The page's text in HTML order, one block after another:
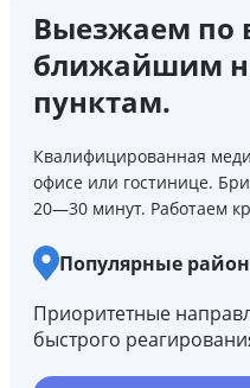
Выезжаем по
ближайшим
пунктам.
Квалифицированная
офисе или гостинице.
20—30 минут. Работаем
Популярные
Приоритетные
быстрого